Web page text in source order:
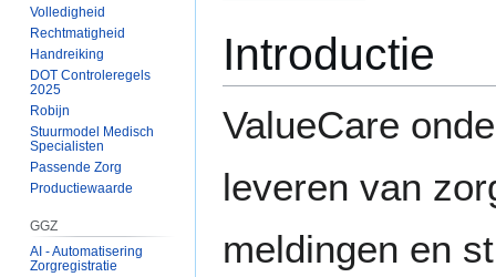
Introductie
ValueCare
leveren van
meldingen en
Volledigheid
Rechtmatigheid
Handreiking
DOT Controleregels
2025
Robijn
Stuurmodel Medisch
Specialisten
Passende Zorg
Productiewaarde
GGZ
AI - Automatisering
Zorgregistratie